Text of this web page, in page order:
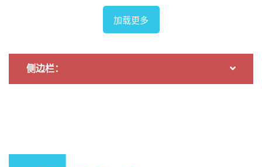
为基础的定制资产的日益青睐。
冷链基础设施挑战
须解决的结构性差距才能取胜。
加载更多
侧边栏：